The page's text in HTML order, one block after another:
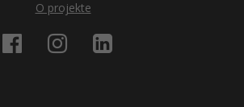
O projekte